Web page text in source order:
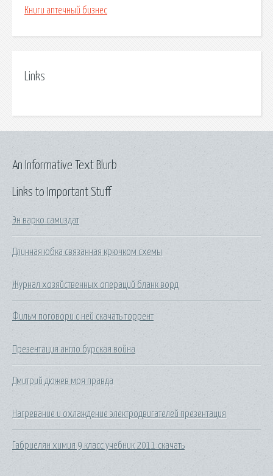
Книги аптечный бизнес
Links
Links to Important Stuff
Эн варко самиздат
Длинная юбка связанная крючком схемы
Журнал хозяйственных операций бланк ворд
Фильм поговори с ней скачать торрент
Презентация англо бурская война
Дмитрий дюжев моя правда
Нагревание и охлаждение электродвигателей презентация
Габриелян химия 9 класс учебник 2011 скачать
An Informative Text Blurb